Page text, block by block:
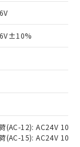
(AC-12): AC24V 10A/
(AC-15): AC24V
うえ
取扱
格
で
には、
非含
ある
）の
す予
）の
中の
、有
して
の
の